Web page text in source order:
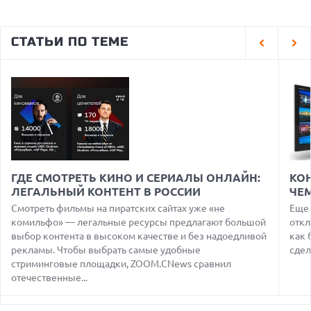
ОПТИЧЕСКИХ ТРАНСИВЕРОВ
ANTHROPIC ЗАКЛЮЧАЕТ СОГЛАШЕНИЕ НА $10 МЛРД С
ОБЛАЧНЫМ СТАРТАПОМ VOLTA
05.08.2026
ПРИБЫЛЬ SPACEX ОТ ИИ ПРЕВЫСИЛА ДОХОДЫ ОТ
КОСМИЧЕСКИХ ОПЕРАЦИЙ
РЕКОРДНАЯ ВЫРУЧКА AMD ЗА СЧЕТ ДАТА-ЦЕНТРОВ
КОМПЕНСИРУЕТ СПАД ИГРОВОГО СЕГМЕНТА
NOTHING ПРЕДСТАВИЛА НАУШНИКИ CMF CLIP PRO С
ПОДДЕРЖКОЙ LDAC И ЗАЩИТОЙ ОТ ВЛАГИ
05.08.2026
WISPR FLOW ПРЕДСТАВИЛА ИНСТРУМЕНТ ДЛЯ ЗАПИСИ
ЗАМЕТОК С СОВЕЩАНИЙ В СТИЛЕ GRANOLA
СТАТЬИ ПО ТЕМЕ
ГДЕ СМОТРЕТЬ КИНО И СЕРИАЛЫ ОНЛАЙН:
ЛЕГАЛЬНЫЙ КОНТЕНТ В РОССИИ
Смотреть фильмы на пиратских сайтах уже «не
комильфо» — легальные ресурсы предлагают большой
выбор контента в высоком качестве и без надоедливой
рекламы. Чтобы выбрать самые удобные
стриминговые площадки, ZOOM.CNews сравнил
отечественные...
Еще
как